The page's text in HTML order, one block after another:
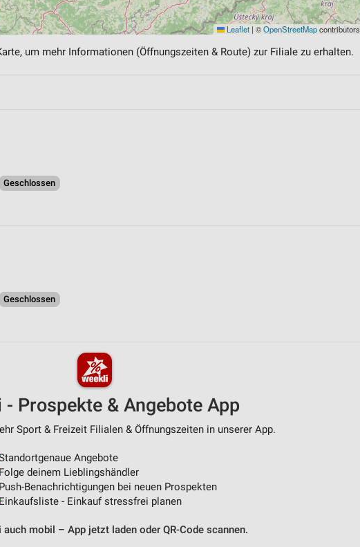
Leaflet | ©OpenStreetMapcontributors
um mehr Informationen (Öffnungszeiten & Route) zur Filiale zu erhalten.
Geschlossen
Geschlossen
- Prospekte & Angebote App
Sport & Freizeit Filialen & Öffnungszeiten in unserer App.
Angebote
Folge deinem Lieblingshändler
Push-Benachrichtigungen bei neuen Prospekten
Einkaufsliste - Einkauf stressfrei planen
mobil – App jetzt laden oder QR-Code scannen.